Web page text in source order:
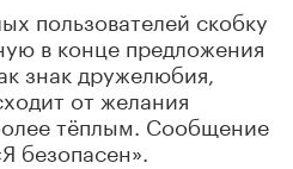
пользователей скобку
в конце предложения
знак дружелюбия,
от желания
тёплым. Сообщение
безопасен».